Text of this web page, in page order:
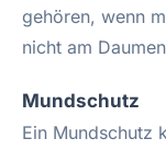
gehören, wenn
nicht am
Mundschutz
Ein Mundschutz